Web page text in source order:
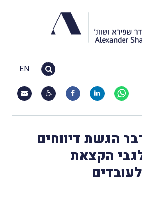
EN
הגשת דיווחים
הקצאת